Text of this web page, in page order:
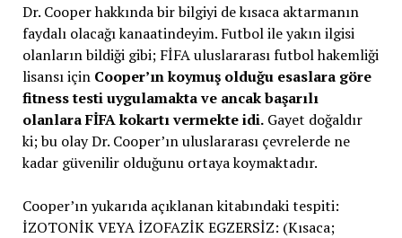
Dr. Cooper hakkında bir bilgiyi de kısaca aktarmanın
faydalı olacağı kanaatindeyim. Futbol ile yakın ilgisi
olanların bildiği gibi; FİFA uluslararası futbol hakemliği
lisansı için Cooper’ın koymuş olduğu esaslara göre
fitness testi uygulamakta ve ancak başarılı
olanlara FİFA kokartı vermekte idi.Gayet doğaldır
ki; bu olay Dr. Cooper’ın uluslararası çevrelerde ne
kadar güvenilir olduğunu ortaya koymaktadır.
Cooper’ın yukarıda açıklanan kitabındaki tespiti:
İZOTONİK VEYA İZOFAZİK EGZERSİZ: (Kısaca;